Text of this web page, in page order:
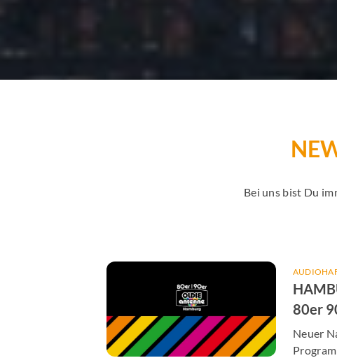
Bei uns bist Du
80er
Neuer